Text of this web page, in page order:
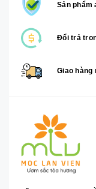
Sản phẩm
Đổi trả
Giao hàng